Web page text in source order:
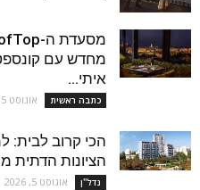
מחדש עם
איתי...
כתבה ראשית אוגוסט 5, 2026
הכי קרוב
הציונות הדתית
נדל''ן אוגוסט 5, 2026